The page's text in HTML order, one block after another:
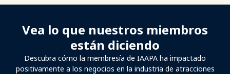
Vea lo que nuestros miembros
están diciendo
Descubra cómo la membresía de IAAPA ha impactado
positivamente a los negocios en la industria de atracciones